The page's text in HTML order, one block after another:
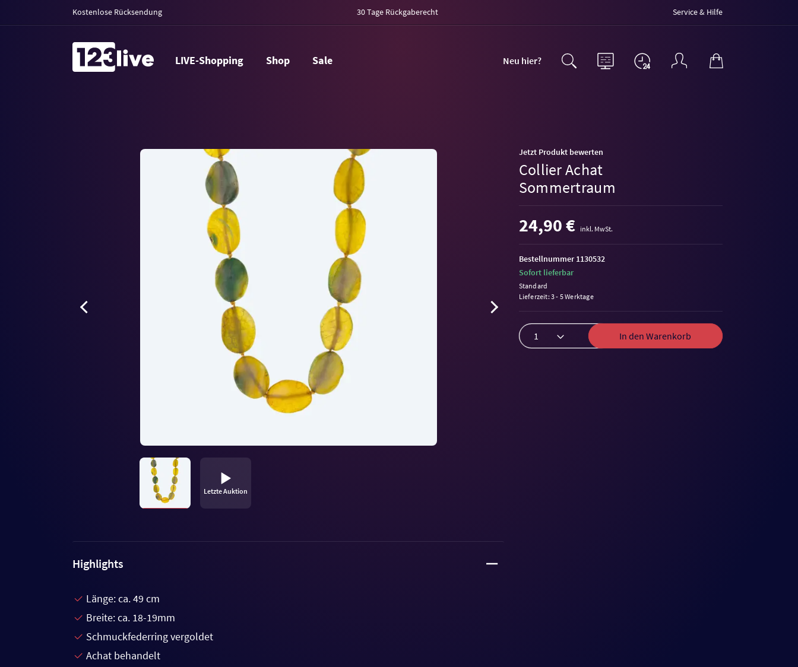
Kostenlose Rücksendung 30 Tage Rückgaberecht Service & Hilfe
LIVE-Shopping Shop Sale Neu hier?
Letzte Auktion
Jetzt Produkt bewerten
Collier Achat
Sommertraum
24,90 € inkl. MwSt.
In den Warenkorb
Bestellnummer 1130532
Sofort lieferbar
Standard
Lieferzeit: 3 - 5 Werktage
Highlights
Länge: ca. 49 cm
Breite: ca. 18-19mm
Schmuckfederring vergoldet
Achat behandelt